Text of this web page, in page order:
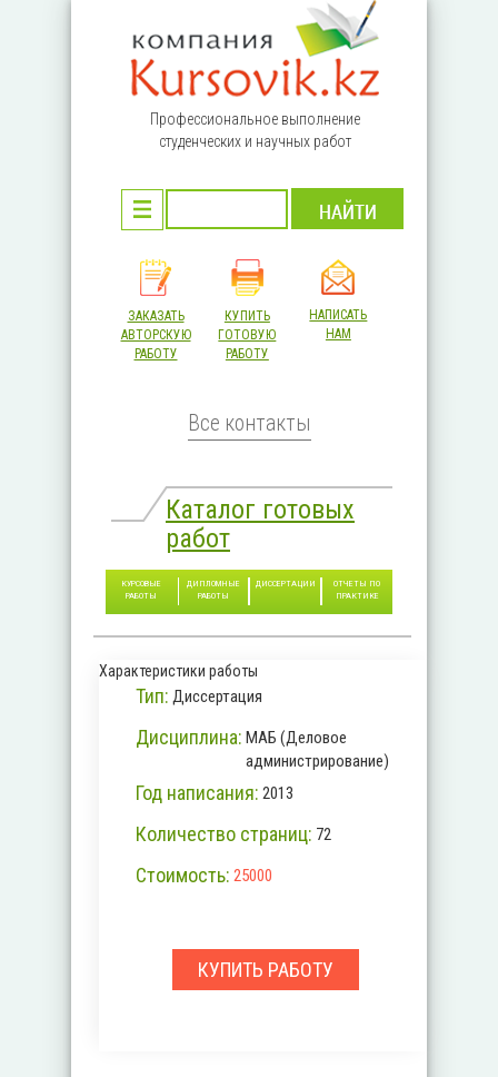
Профессиональное выполнение
студенческих и научных работ
ЗАКАЗАТЬ
АВТОРСКУЮ
РАБОТУ
КУПИТЬ
ГОТОВУЮ
РАБОТУ
НАПИСАТЬ
НАМ
Все контакты
Каталог готовых
работ
КУРСОВЫЕ
РАБОТЫ
ДИПЛОМНЫЕ
РАБОТЫ
ДИССЕРТАЦИИ
ОТЧЕТЫ ПО
ПРАКТИКЕ
Характеристики работы
Тип: Диссертация
Дисциплина: МАБ (Деловое
администрирование)
Год написания: 2013
Количество страниц: 72
Стоимость: 25000
КУПИТЬ РАБОТУ